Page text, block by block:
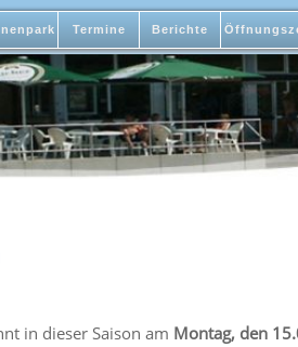
Termine Berichte
in dieser Saison am Montag, den